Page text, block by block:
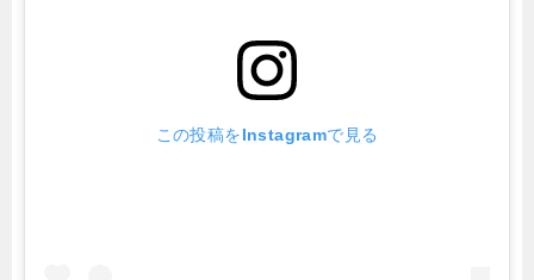
この投稿をInstagramで見る